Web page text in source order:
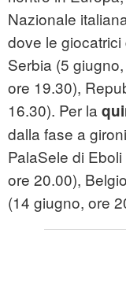
Nazionale
dove le
Serbia (5
ore 19.30),
16.30). Per la
dalla fase a
PalaSele di
ore 20.00),
(14 giugno, ore